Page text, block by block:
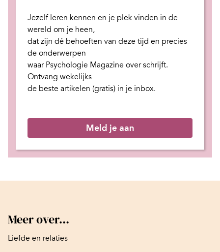
Jezelf leren kennen en je plek vinden in de
wereld om je heen,
dat zijn dé behoeften van deze tijd en precies
de onderwerpen
waar Psychologie Magazine over schrijft.
Ontvang wekelijks
de beste artikelen (gratis) in je inbox.
Meld je aan
Meer over...
Liefde en relaties